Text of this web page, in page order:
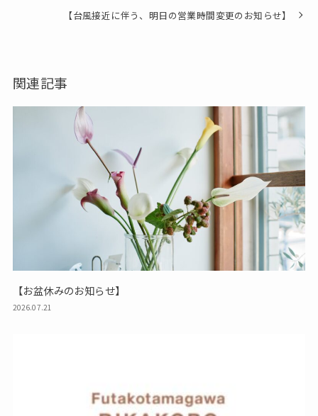
【台風接近に伴う、明日の営業時間変更のお知らせ】
関連記事
【お盆休みのお知らせ】
2026.07.21